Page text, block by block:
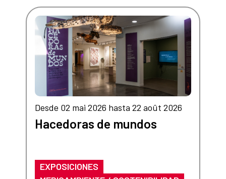
Desde 02 mai 2026 hasta 22 août 2026
Hacedoras de mundos
EXPOSICIONES